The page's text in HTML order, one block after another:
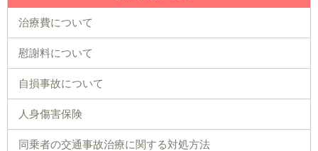
治療費について
慰謝料について
自損事故について
人身傷害保険
同乗者の交通事故治療に関する対処方法